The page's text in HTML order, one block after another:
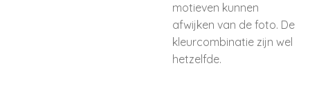
motieven kunnen
afwijken van de foto. De
kleurcombinatie zijn wel
hetzelfde.